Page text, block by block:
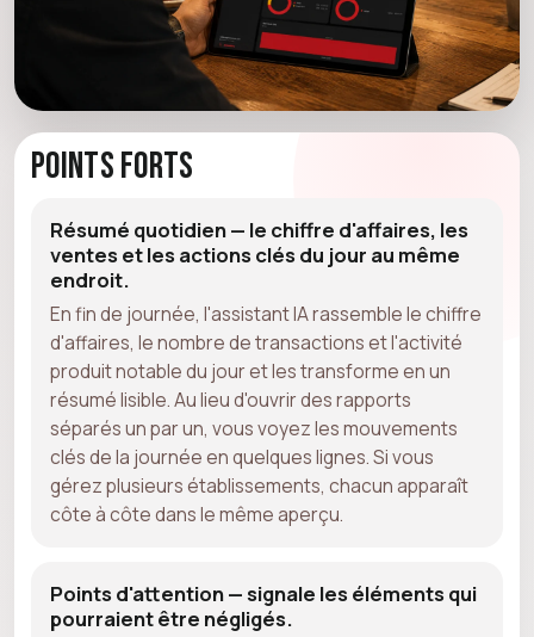
Points forts
Résumé quotidien — le chiffre d'affaires, les
ventes et les actions clés du jour au même
endroit.
En fin de journée, l'assistant IA rassemble le chiffre
d'affaires, le nombre de transactions et l'activité
produit notable du jour et les transforme en un
résumé lisible. Au lieu d'ouvrir des rapports
séparés un par un, vous voyez les mouvements
clés de la journée en quelques lignes. Si vous
gérez plusieurs établissements, chacun apparaît
côte à côte dans le même aperçu.
Points d'attention — signale les éléments qui
pourraient être négligés.